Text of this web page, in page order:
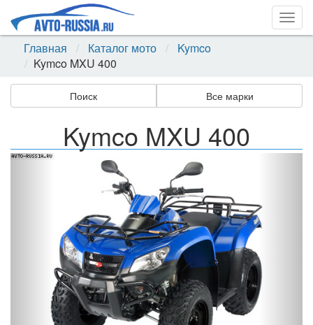
Главная
Каталог мото
Kymco
Kymco MXU 400
Поиск Все марки
Kymco MXU 400
Назад